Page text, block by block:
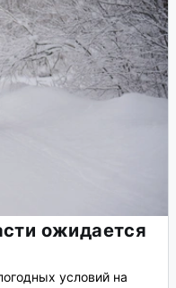
ожидается
условий на